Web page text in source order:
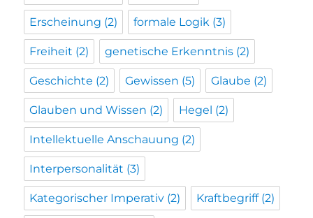
Erscheinung (2) formale Logik (3)
Freiheit (2) genetische Erkenntnis (2)
Geschichte (2) Gewissen (5) Glaube (2)
Glauben und Wissen (2) Hegel (2)
Intellektuelle Anschauung (2)
Interpersonalität (3)
Kategorischer Imperativ (2) Kraftbegriff(2)